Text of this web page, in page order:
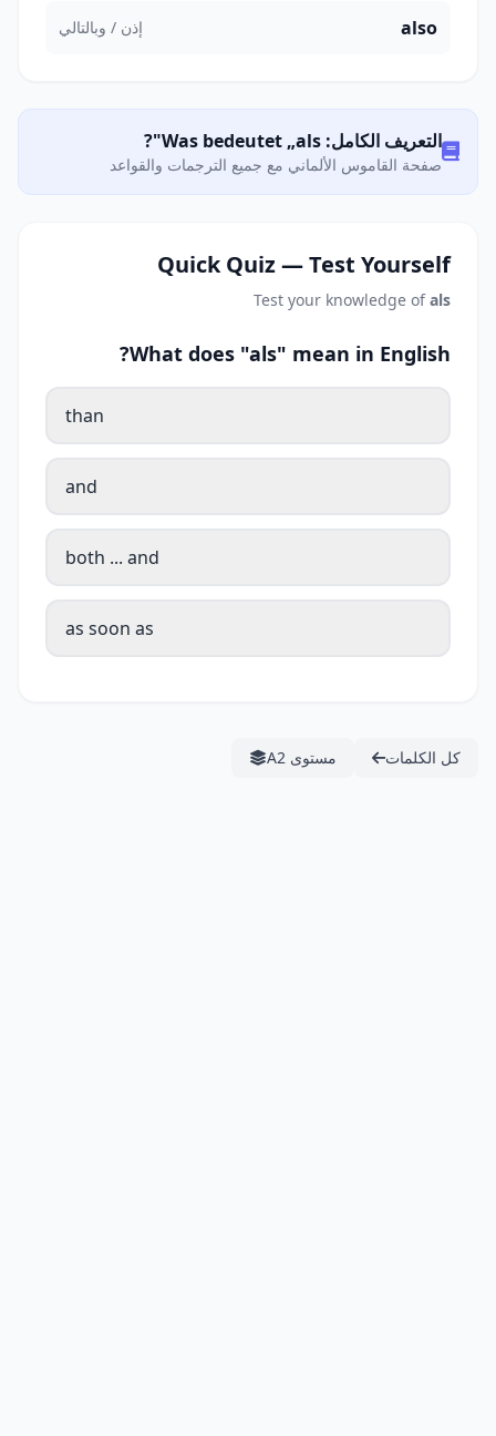
also إذن / وبالتالي
التعريف الكامل: Was bedeutet „als"?
صفحة القاموس الألماني مع جميع الترجمات والقواعد
Quick Quiz — Test Yourself
Test your knowledge ofals
What does "als" mean in English?
than
and
both ... and
as soon as
كل الكلمات مستوى A2